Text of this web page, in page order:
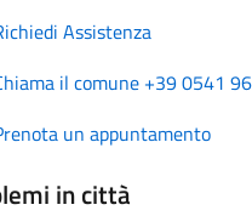
Assistenza
il comune +39 0541
un appuntamento
in città